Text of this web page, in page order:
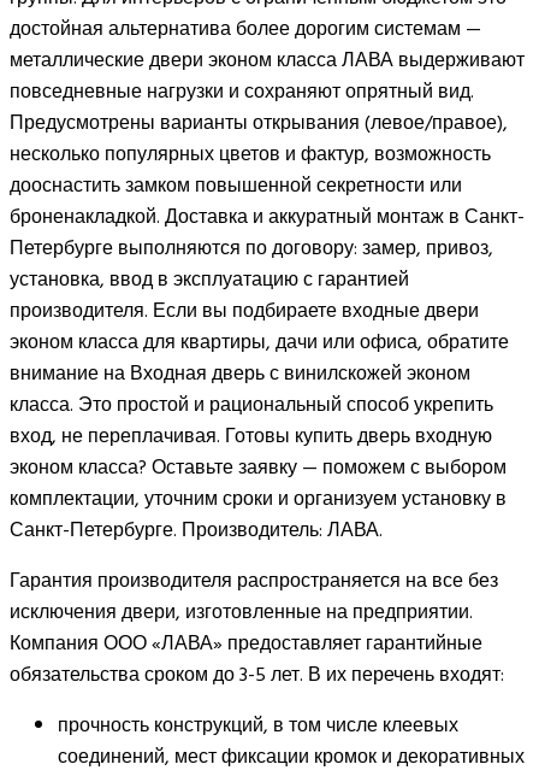
достойная альтернатива более дорогим системам —
металлические двери эконом класса ЛАВА выдерживают
повседневные нагрузки и сохраняют опрятный вид.
Предусмотрены варианты открывания (левое/правое),
несколько популярных цветов и фактур, возможность
дооснастить замком повышенной секретности или
броненакладкой. Доставка и аккуратный монтаж в Санкт-
Петербурге выполняются по договору: замер, привоз,
установка, ввод в эксплуатацию с гарантией
производителя. Если вы подбираете входные двери
эконом класса для квартиры, дачи или офиса, обратите
внимание на Входная дверь с винилскожей эконом
класса. Это простой и рациональный способ укрепить
вход, не переплачивая. Готовы купить дверь входную
эконом класса? Оставьте заявку — поможем с выбором
комплектации, уточним сроки и организуем установку в
Санкт-Петербурге. Производитель: ЛАВА.
Гарантия производителя распространяется на все без
исключения двери, изготовленные на предприятии.
Компания ООО «ЛАВА» предоставляет гарантийные
обязательства сроком до 3-5 лет. В их перечень входят:
прочность конструкций, в том числе клеевых
соединений, мест фиксации кромок и декоративных